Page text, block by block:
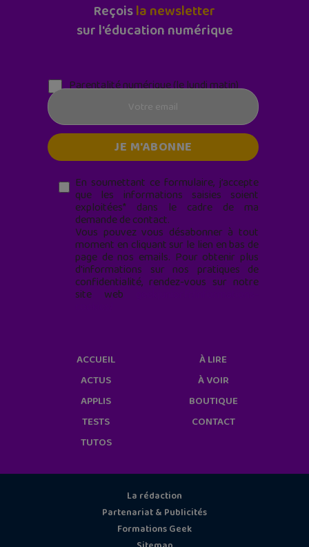
Reçoisla newsletter
sur l'éducation numérique
Parentalité numérique (le lundi matin)
En soumettant ce formulaire, j’accepte
que les informations saisies soient
exploitées* dans le cadre de ma
demande de contact.
Vous pouvez vous désabonner à tout
moment en cliquant sur le lien en bas de
page de nos emails. Pour obtenir plus
d'informations sur nos pratiques de
confidentialité, rendez-vous sur notre
site web
ACCUEIL
ACTUS
APPLIS
TESTS
TUTOS
À LIRE
À VOIR
BOUTIQUE
CONTACT
La rédaction
Partenariat & Publicités
Formations Geek